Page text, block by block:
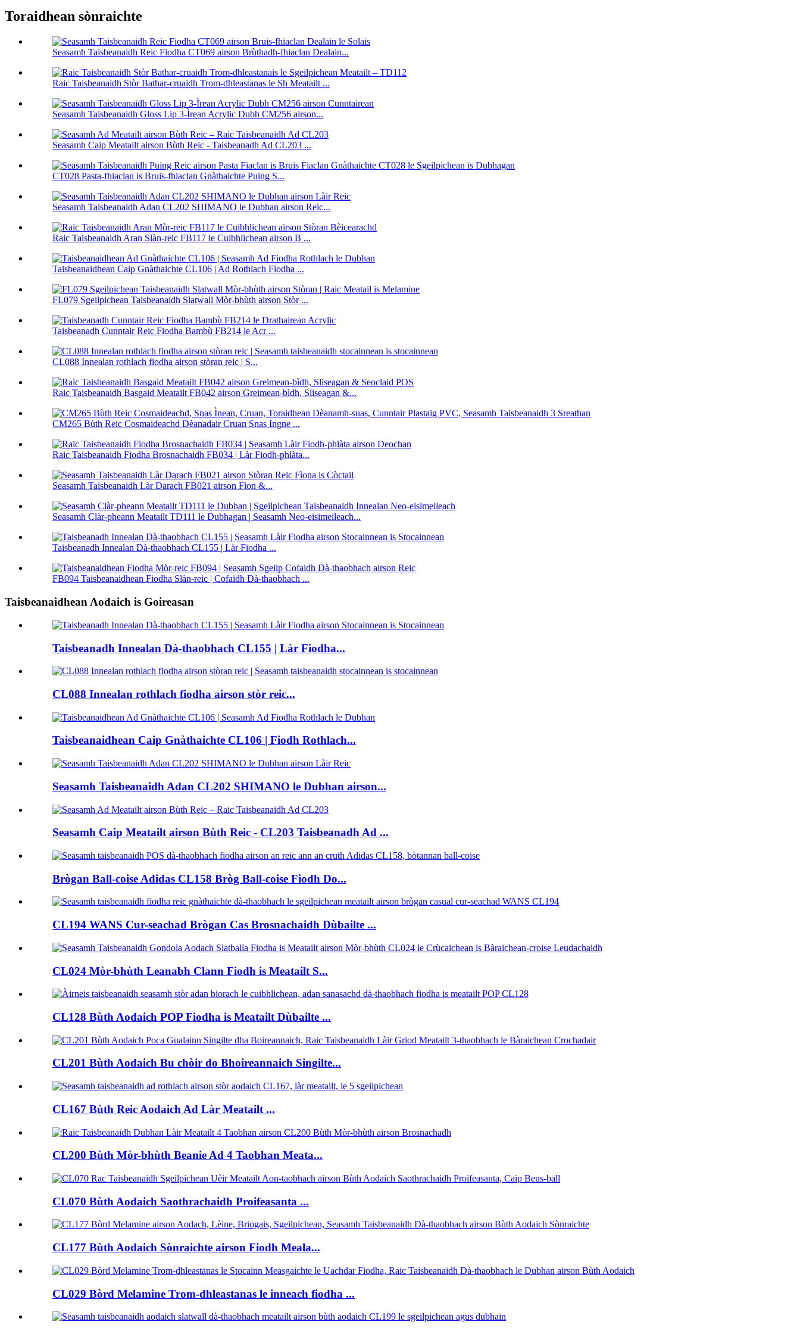
Toraidhean sònraichte
Seasamh Taisbeanaidh Reic Fiodha CT069 airson Brùthadh-fhiaclan Dealain...
Raic Taisbeanaidh Stòr Bathar-cruaidh Trom-dhleastanas le Sh Meatailt ...
Seasamh Taisbeanaidh Gloss Lip 3-Ìrean Acrylic Dubh CM256 airson...
Seasamh Caip Meatailt airson Bùth Reic - Taisbeanadh Ad CL203 ...
CT028 Pasta-fhiaclan is Bruis-fhiaclan Gnàthaichte Puing S...
Seasamh Taisbeanaidh Adan CL202 SHIMANO le Dubhan airson Reic...
Raic Taisbeanaidh Aran Slàn-reic FB117 le Cuibhlichean airson B ...
Taisbeanaidhean Caip Gnàthaichte CL106 | Ad Rothlach Fiodha ...
FL079 Sgeilpichean Taisbeanaidh Slatwall Mòr-bhùth airson Stòr ...
Taisbeanadh Cunntair Reic Fiodha Bambù FB214 le Acr ...
CL088 Innealan rothlach fiodha airson stòran reic | S...
Raic Taisbeanaidh Basgaid Meatailt FB042 airson Greimean-bìdh, Sliseagan &...
CM265 Bùth Reic Cosmaideachd Dèanadair Cruan Snas Ingne ...
Raic Taisbeanaidh Fiodha Brosnachaidh FB034 | Làr Fiodh-phlàta...
Seasamh Taisbeanaidh Làr Darach FB021 airson Fìon &...
Seasamh Clàr-pheann Meatailt TD111 le Dubhagan | Seasamh Neo-eisimeileach...
Taisbeanadh Innealan Dà-thaobhach CL155 | Làr Fiodha ...
FB094 Taisbeanaidhean Fiodha Slàn-reic | Cofaidh Dà-thaobhach ...
Taisbeanaidhean Aodaich is Goireasan
Taisbeanadh Innealan Dà-thaobhach CL155 | Làr Fiodha...
CL088 Innealan rothlach fiodha airson stòr reic...
Taisbeanaidhean Caip Gnàthaichte CL106 | Fiodh Rothlach...
Seasamh Taisbeanaidh Adan CL202 SHIMANO le Dubhan airson...
Seasamh Caip Meatailt airson Bùth Reic - CL203 Taisbeanadh Ad ...
Brògan Ball-coise Adidas CL158 Bròg Ball-coise Fiodh Do...
CL194 WANS Cur-seachad Brògan Cas Brosnachaidh Dùbailte ...
CL024 Mòr-bhùth Leanabh Clann Fiodh is Meatailt S...
CL128 Bùth Aodaich POP Fiodha is Meatailt Dùbailte ...
CL201 Bùth Aodaich Bu chòir do Bhoireannaich Singilte...
CL167 Bùth Reic Aodaich Ad Làr Meatailt ...
CL200 Bùth Mòr-bhùth Beanie Ad 4 Taobhan Meata...
CL070 Bùth Aodaich Saothrachaidh Proifeasanta ...
CL177 Bùth Aodaich Sònraichte airson Fiodh Meala...
CL029 Bòrd Melamine Trom-dhleastanas le inneach fiodha ...